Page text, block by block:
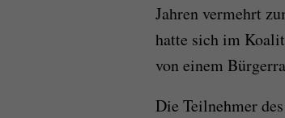
Jahren vermehrt
hatte sich im
von einem
Die Teilnehmer